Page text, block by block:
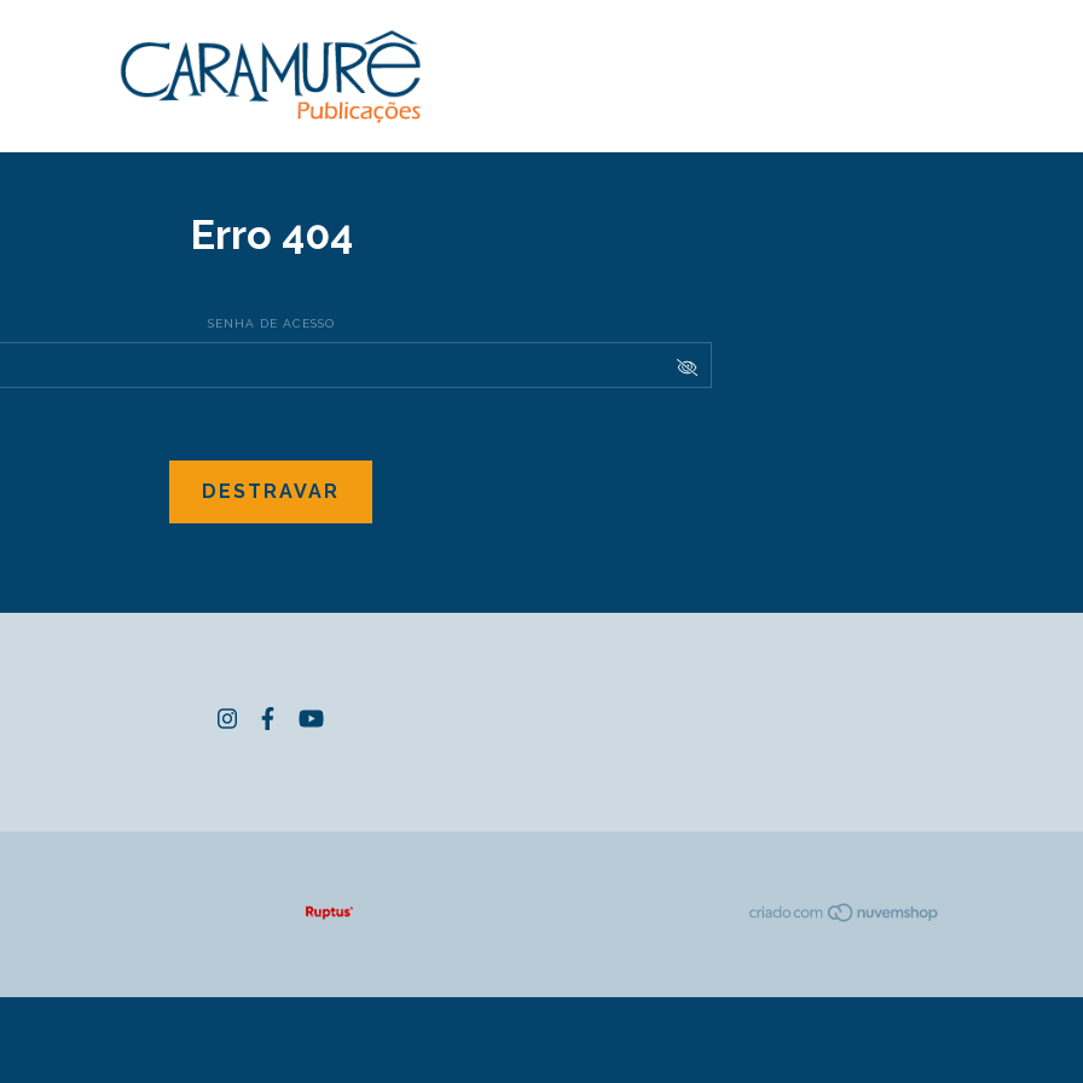
Erro 404
SENHA DE ACESSO